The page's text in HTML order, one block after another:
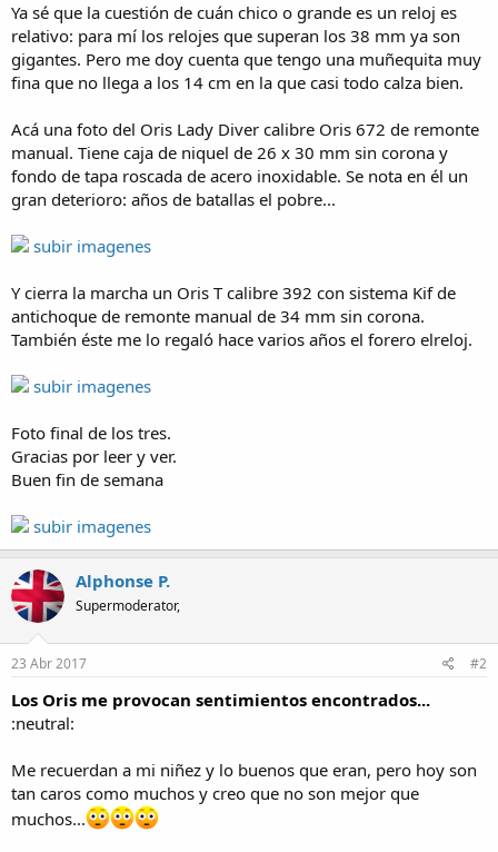
Ya sé que la cuestión de cuán chico o grande es un reloj es
relativo: para mí los relojes que superan los 38 mm ya son
gigantes. Pero me doy cuenta que tengo una muñequita muy
fina que no llega a los 14 cm en la que casi todo calza bien.
Acá una foto del Oris Lady Diver calibre Oris 672 de remonte
manual. Tiene caja de niquel de 26 x 30 mm sin corona y
fondo de tapa roscada de acero inoxidable. Se nota en él un
gran deterioro: años de batallas el pobre...
subir imagenes
Y cierra la marcha un Oris T calibre 392 con sistema Kif de
antichoque de remonte manual de 34 mm sin corona.
También éste me lo regaló hace varios años el forero elreloj.
subir imagenes
Foto final de los tres.
Gracias por leer y ver.
Buen fin de semana
subir imagenes
Alphonse P.
Supermoderator,
23 Abr 2017 #2
Los Oris me provocan sentimientos encontrados...
:neutral:
Me recuerdan a mi niñez y lo buenos que eran, pero hoy son
tan caros como muchos y creo que no son mejor que
muchos...